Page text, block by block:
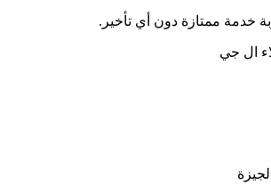
خدمة ممتازة دون أي تأخير.
ال جي